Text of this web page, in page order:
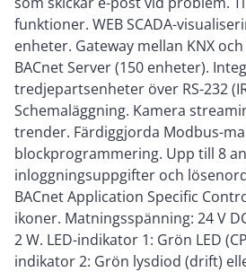
funktioner. WEB SCADA-
enheter. Gateway mellan KNX
BACnet Server (150 enheter).
tredjepartsenheter över RS-232
Schemaläggning. Kamera
trender. Färdiggjorda Modbus-
blockprogrammering. Upp till 8
inloggningsuppgifter och
BACnet Application Specific
ikoner. Matningsspänning: 24 V
2 W. LED-indikator 1: Grön LED
indikator 2: Grön lysdiod (drift)